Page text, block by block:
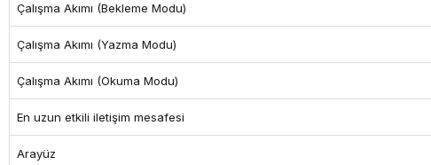
Çalışma Akımı (Bekleme Modu)
Çalışma Akımı (Yazma Modu)
Çalışma Akımı (Okuma Modu)
En uzun etkili iletişim mesafesi
Arayüz